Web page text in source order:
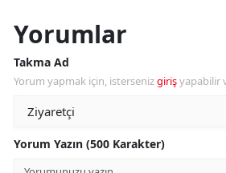
Yorumlar
Takma Ad
Yorum yapmak için, istersenizgirişyapabilir
Yorum Yazın (500 Karakter)